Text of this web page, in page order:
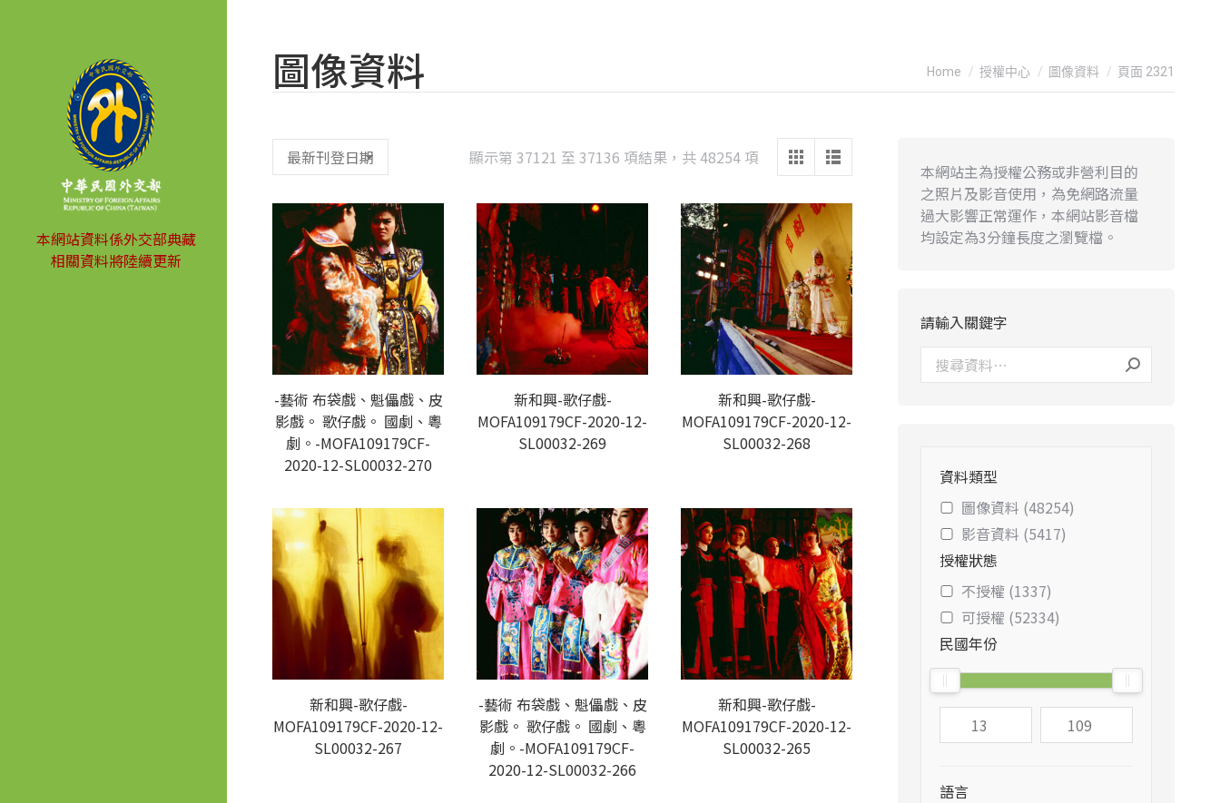
本網站資料係外交部典藏
相關資料將陸續更新
圖像資料 You are here:
Home 授權中心 圖像資料 頁面 2321
顯示第 37121 至 37136 項結果，共 48254 項 Sorted
latest
-藝術 布袋戲、魁儡戲、皮
影戲。 歌仔戲。 國劇、粵
劇。-MOFA109179CF-
2020-12-SL00032-270
新和興-歌仔戲-
MOFA109179CF-2020-12-
SL00032-269
新和興-歌仔戲-
MOFA109179CF-2020-12-
SL00032-268
新和興-歌仔戲-
MOFA109179CF-2020-12-
SL00032-267
-藝術 布袋戲、魁儡戲、皮
影戲。 歌仔戲。 國劇、粵
劇。-MOFA109179CF-
2020-12-SL00032-266
新和興-歌仔戲-
MOFA109179CF-2020-12-
SL00032-265
本網站主為授權公務或非營利目的
之照片及影音使用，為免網路流量
過大影響正常運作，本網站影音檔
均設定為3分鐘長度之瀏覽檔。
請輸入關鍵字
資料類型
圖像資料 (48254)
影音資料 (5417)
授權狀態
不授權 (1337)
可授權 (52334)
民國年份
語言